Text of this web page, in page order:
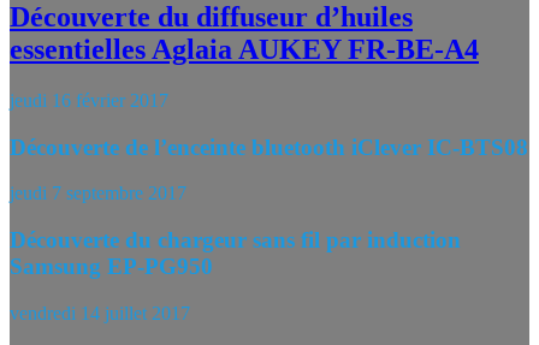
Découverte du diffuseur d’huiles
essentielles Aglaia AUKEY FR-BE-A4
jeudi 16 février 2017
Découverte de l’enceinte bluetooth iClever IC-BTS08
jeudi 7 septembre 2017
Découverte du chargeur sans fil par induction
Samsung EP-PG950
vendredi 14 juillet 2017